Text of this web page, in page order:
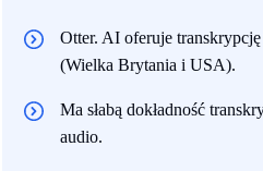
Otter. AI oferuje
(Wielka Brytania i USA).
Ma słabą dokładność
audio.